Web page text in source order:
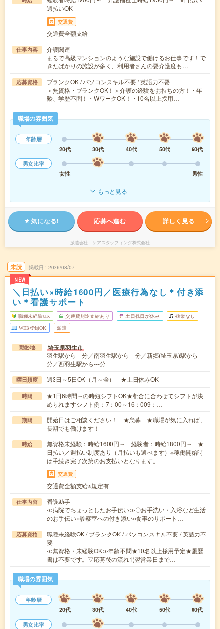
週払いOK
交通費
交通費全額支給
仕事内容
介護関連
まるで高級マンションのような施設で働けるお仕事です！で
きたばかりの施設が多く、利用者さんの要介護度も…
応募資格
ブランクOK / パソコンスキル不要 / 英語力不要
＜無資格・ブランクOK！＞介護の経験をお持ちの方！・年
齢、学歴不問！・WワークOK！・10名以上採用…
職場の雰囲気
年齢層
20代
30代 40代 50代
60代
男女比率
女性
男性
もっと見る
気になる! 応募へ進む 詳しく見る
派遣会社 ケアスタッフィング株式会社
未読
NEW
掲載日 2026/08/07
＼日払い×時給1600円／医療行為なし＊付き添
い＊看護サポート
職種未経験OK 交通費別途支給あり 土日祝日が休み 残業なし
WEB登録OK 派遣
勤務地 埼玉県羽生市
羽生駅から---分／南羽生駅から---分／新郷(埼玉県)駅から---
分／西羽生駅から---分
曜日頻度 週3日～5日OK（月～金） ★土日休みOK
時間
★1日6時間～の時短シフトOK★都合に合わせてシフトが決
められますシフト例：7：00～16：009：…
期間
開始日はご相談ください！ ★急募 ★職場が気に入れば、
長期でも働けます！
時給
無資格未経験：時給1600円～ 経験者：時給1800円～ ★
日払い／週払い制度あり（月払いも選べます）※稼働開始時
は手続き完了次第のお支払いとなります。
交通費
交通費全額支給※規定有
仕事内容
看護助手
≪病院でちょっとしたお手伝い≫〇お手洗い・入浴など生活
のお手伝い○診察室への付き添い○食事のサポート…
応募資格
職種未経験OK / ブランクOK / パソコンスキル不要 / 英語力不
要
≪無資格・未経験OK≫年齢不問★10名以上採用予定★履歴
書は不要です。▽応募後の流れ1)翌営業日まで…
職場の雰囲気
年齢層
20代
30代 40代 50代
60代
男女比率